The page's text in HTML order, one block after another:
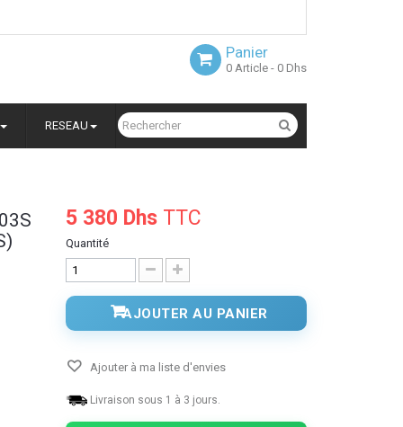
Panier
0 Article - 0 Dhs
RESEAU
5 380 Dhs TTC
Quantité
AJOUTER AU PANIER
Ajouter à ma liste d'envies
Livraison sous 1 à 3 jours.